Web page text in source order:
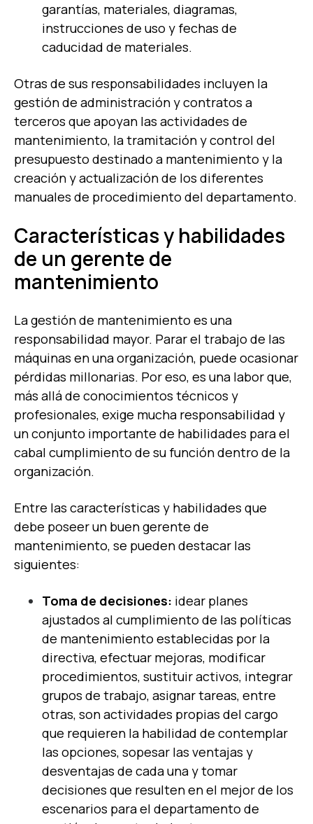
garantías, materiales, diagramas,
instrucciones de uso y fechas de
caducidad de materiales.
Otras de sus responsabilidades incluyen la
gestión de administración y contratos a
terceros que apoyan las actividades de
mantenimiento, la tramitación y control del
presupuesto destinado a mantenimiento y la
creación y actualización de los diferentes
manuales de procedimiento del departamento.
Características y habilidades
de un gerente de
mantenimiento
La gestión de mantenimiento es una
responsabilidad mayor. Parar el trabajo de las
máquinas en una organización, puede ocasionar
pérdidas millonarias. Por eso, es una labor que,
más allá de conocimientos técnicos y
profesionales, exige mucha responsabilidad y
un conjunto importante de habilidades para el
cabal cumplimiento de su función dentro de la
organización.
Entre las características y habilidades que
debe poseer un buen gerente de
mantenimiento, se pueden destacar las
siguientes:
Toma de decisiones: idear planes
ajustados al cumplimiento de las políticas
de mantenimiento establecidas por la
directiva, efectuar mejoras, modificar
procedimientos, sustituir activos, integrar
grupos de trabajo, asignar tareas, entre
otras, son actividades propias del cargo
que requieren la habilidad de contemplar
las opciones, sopesar las ventajas y
desventajas de cada una y tomar
decisiones que resulten en el mejor de los
escenarios para el departamento de